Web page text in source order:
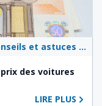
Conseils et astuces pour les propriétaires de véhicules
des voitures
LIRE PLUS